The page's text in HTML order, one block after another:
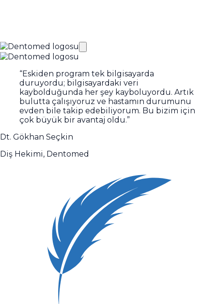
“Eskiden program tek bilgisayarda
duruyordu; bilgisayardaki veri
kaybolduğunda her şey kayboluyordu. Artık
bulutta çalışıyoruz ve hastamın durumunu
evden bile takip edebiliyorum. Bu bizim için
çok büyük bir avantaj oldu.”
Dt. Gökhan Seçkin
Diş Hekimi, Dentomed